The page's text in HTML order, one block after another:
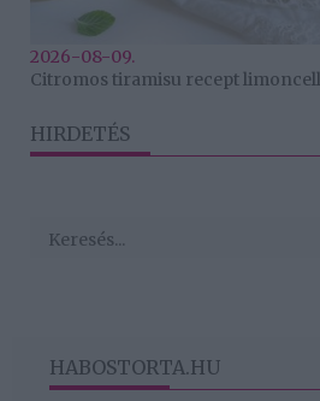
2026-08-09.
Citromos tiramisu recept
HIRDETÉS
HABOSTORTA.HU